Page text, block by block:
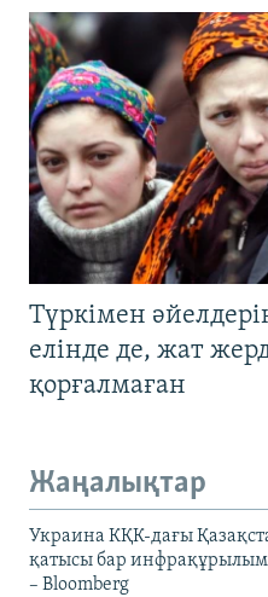
Түркімен
елінде де, жат
қорғалмаған
Жаңалықтар
Украина КҚК-дағы
қатысы бар
– Bloomberg